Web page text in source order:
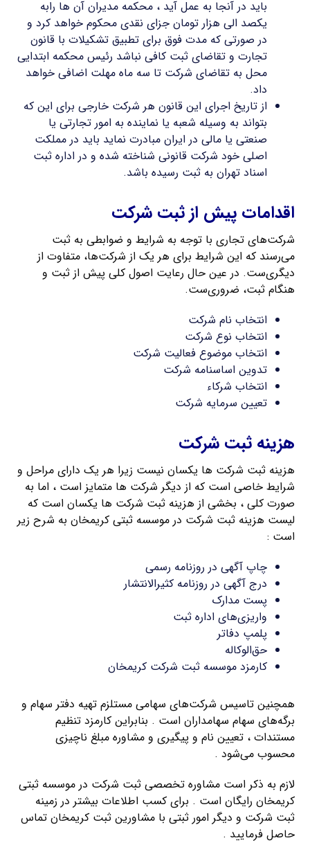
باید در آنجا به عمل آید ، محکمه مدیران آن ها رابه
یکصد الی هزار تومان جزای نقدی محکوم خواهد کرد و
در صورتی که مدت فوق برای تطبیق تشکیلات با قانون
تجارت و تقاضای ثبت کافی نباشد رئیس محکمه ابتدایی
محل به تقاضای شرکت تا سه ماه مهلت اضافی خواهد
داد.
از تاریخ اجرای این قانون هر شرکت خارجی برای این که
بتواند به وسیله شعبه یا نماینده به امور تجارتی یا
صنعتی یا مالی در ایران مبادرت نماید باید در مملکت
اصلی خود شرکت قانونی شناخته شده و در اداره ثبت
اسناد تهران به ثبت رسیده باشد.
اقدامات پیش از ثبت شرکت
شرکت‌های تجاری با توجه به شرایط و ضوابطی به ثبت
می‌رسند که این شرایط برای هر یک از شرکت‌ها، متفاوت از
دیگری‌ست. در عین حال رعایت اصول کلی پیش از ثبت و
هنگام ثبت، ضروری‌ست.
انتخاب نام شرکت
انتخاب نوع شرکت
انتخاب موضوع فعالیت شرکت
تدوین اساسنامه شرکت
انتخاب شرکاء
تعیین سرمایه شرکت
هزینه ثبت شرکت
هزینه ثبت شرکت ها یکسان نیست زیرا هر یک دارای مراحل و
شرایط خاصی است که از دیگر شرکت ها متمایز است ، اما به
صورت کلی ، بخشی از هزینه ثبت شرکت ها یکسان است که
لیست هزینه ثبت شرکت در موسسه ثبتی کریمخان به شرح زیر
است :
چاپ آگهی در روزنامه رسمی
درج آگهی در روزنامه کثیرالانتشار
پست مدارک
واریزی‌های اداره ثبت
پلمپ دفاتر
حق‌الوکاله
کارمزد موسسه ثبت شرکت کریمخان
همچنین تاسیس شرکت‌های سهامی مستلزم تهیه دفتر سهام و
برگه‌های سهام سهامداران است . بنابراین کارمزد تنظیم
مستندات ، تعیین نام و پیگیری و مشاوره مبلغ ناچیزی
محسوب می‌شود .
لازم به ذکر است مشاوره تخصصی ثبت شرکت در موسسه ثبتی
کریمخان رایگان است . برای کسب اطلاعات بیشتر در زمینه
ثبت شرکت و دیگر امور ثبتی با مشاورین ثبت کریمخان تماس
حاصل فرمایید .